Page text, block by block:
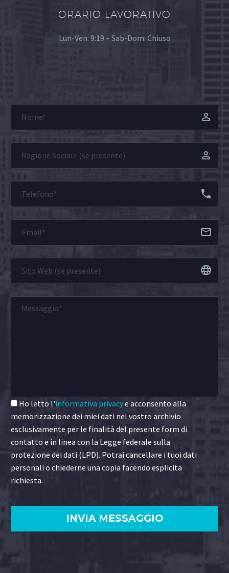
ORARIO LAVORATIVO
Lun-Ven: 9:19 – Sab-Dom: Chiuso
Ho letto l'informativa privacye acconsento alla
memorizzazione dei miei dati nel vostro archivio
esclusivamente per le finalità del presente form di
contatto e in linea con la Legge federale sulla
protezione dei dati (LPD). Potrai cancellare i tuoi dati
personali o chiederne una copia facendo esplicita
richiesta.